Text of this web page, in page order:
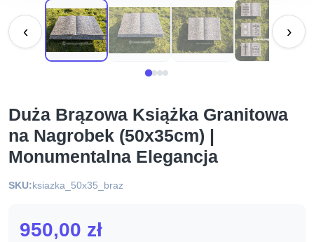
‹ ›
Duża Brązowa Książka Granitowa
na Nagrobek (50x35cm) |
Monumentalna Elegancja
SKU:ksiazka_50x35_braz
950,00 zł